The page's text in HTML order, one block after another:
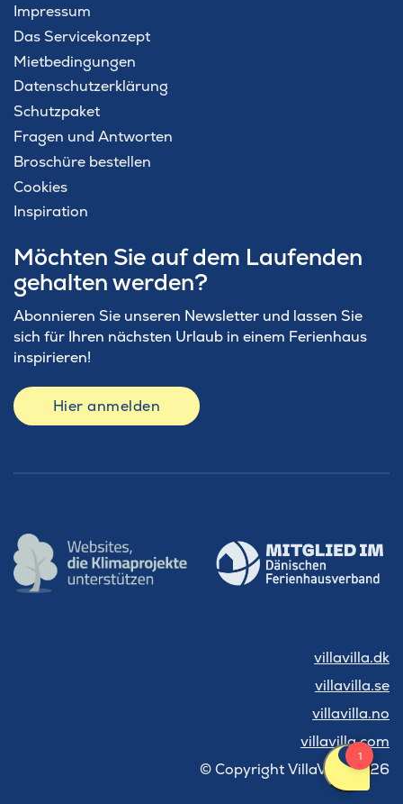
Impressum
Das Servicekonzept
Mietbedingungen
Datenschutzerklärung
Schutzpaket
Fragen und Antworten
Broschüre bestellen
Cookies
Inspiration
Möchten Sie auf dem Laufenden
gehalten werden?
Abonnieren Sie unseren Newsletter und lassen Sie
sich für Ihren nächsten Urlaub in einem Ferienhaus
inspirieren!
Hier anmelden
villavilla.dk
villavilla.se
villavilla.no
villavilla.com
© Copyright VillaVilla 2026